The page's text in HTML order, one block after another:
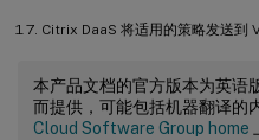
Citrix DaaS 将适用的策略发送到
本产品文档的官方版本为英语
而提供，可能包括机器翻译的
Cloud Software Group home